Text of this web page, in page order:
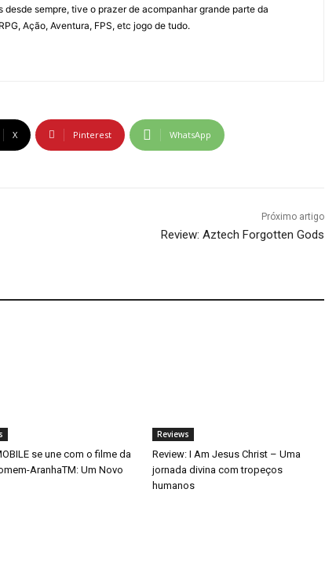
desde sempre, tive o prazer de acompanhar grande parte da
Ação, Aventura, FPS, etc jogo de tudo.
X Pinterest WhatsApp
Próximo artigo
Review: Aztech Forgotten Gods
se une com o filme da
AranhaTM: Um Novo
Reviews
Review: I Am Jesus Christ – Uma
jornada divina com tropeços
humanos